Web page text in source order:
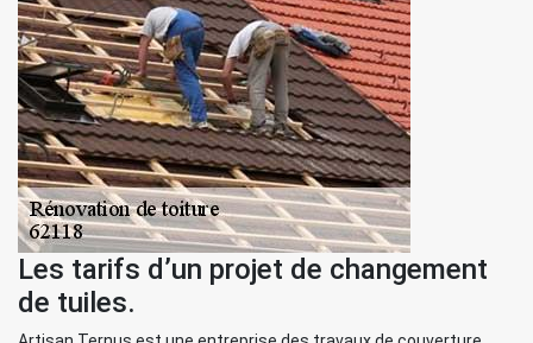
Les tarifs d’un projet de changement
de tuiles.